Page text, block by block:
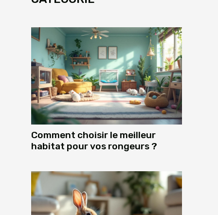
Comment choisir le meilleur
habitat pour vos rongeurs ?